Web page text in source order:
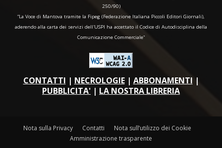
250/90)
“La Voce di Mantova tramite la Fipeg (Federazione Italiana Piccoli Editori Giornali),
aderendo alla carta dei servizi dell'USPI ha accettato il Codice di Autodisciplina della
Comunicazione Commerciale"
CONTATTI | NECROLOGIE| ABBONAMENTI |
PUBBLICITA' | LA NOSTRA LIBRERIA
Nota sulla Privacy Contatti
Nota sull’utilizzo dei Cookie
Amministrazione trasparente